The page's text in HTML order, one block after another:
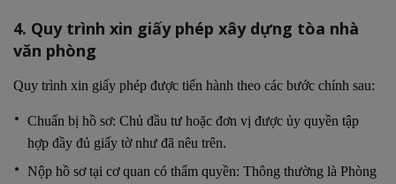
4. Quy trình xin giấy phép xây dựng tòa nhà
văn phòng
Quy trình xin giấy phép được tiến hành theo các bước chính sau:
Chuẩn bị hồ sơ: Chủ đầu tư hoặc đơn vị được ủy quyền tập
hợp đầy đủ giấy tờ như đã nêu trên.
Nộp hồ sơ tại cơ quan có thẩm quyền: Thông thường là Phòng